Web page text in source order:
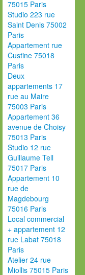
75015 Paris
Studio 223 rue
Saint Denis 75002
Paris
Appartement rue
Custine 75018
Paris
Deux
appartements 17
rue au Maire
75003 Paris
Appartement 36
avenue de Choisy
75013 Paris
Studio 12 rue
Guillaume Tell
75017 Paris
Appartement 10
rue de
Magdebourg
75016 Paris
Local commercial
+ appartement 12
rue Labat 75018
Paris
Atelier 24 rue
Miollis 75015 Paris